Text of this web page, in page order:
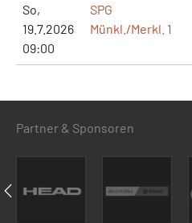
So,
19.7.2026
09:00
SPG
Münkl./Merkl. 1
Partner & Sponsoren